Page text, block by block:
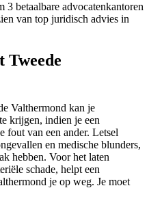
betaalbare advocatenkantoren
van top juridisch advies in
Tweede
Valthermond kan je
krijgen, indien je een
fout van een ander. Letsel
en medische blunders,
hebben. Voor het laten
schade, helpt een
je op weg. Je moet